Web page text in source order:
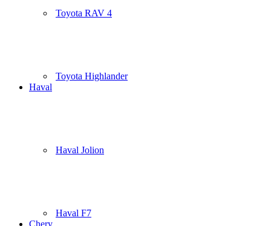
Toyota RAV 4
Toyota Highlander
Haval
Haval Jolion
Haval F7
Chery